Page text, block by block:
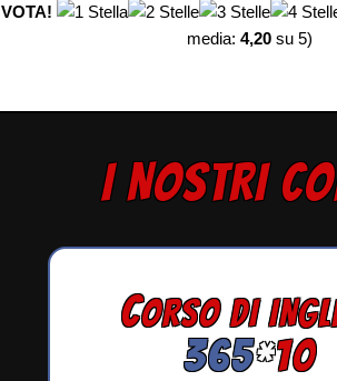
VOTA!
media: 4,20su 5)
I NOSTRI
CORSO DI
365*10